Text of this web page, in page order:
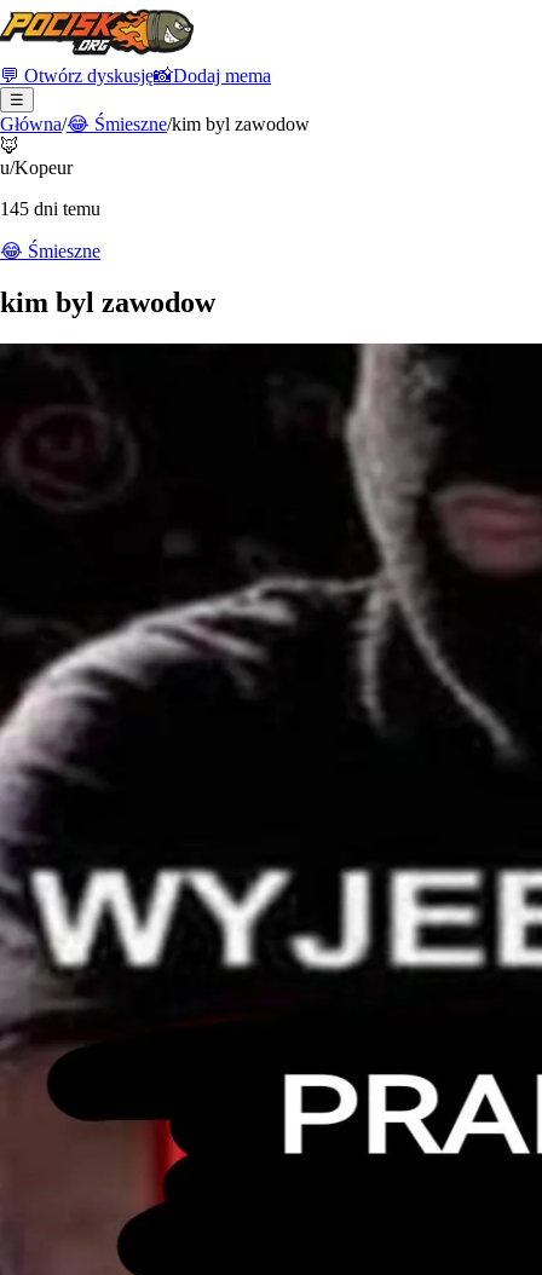
💬 Otwórz dyskusję📸Dodaj mema
☰
Główna/😂 Śmieszne/kim byl zawodow
🦊
u/Kopeur
145 dni temu
😂 Śmieszne
kim byl zawodow